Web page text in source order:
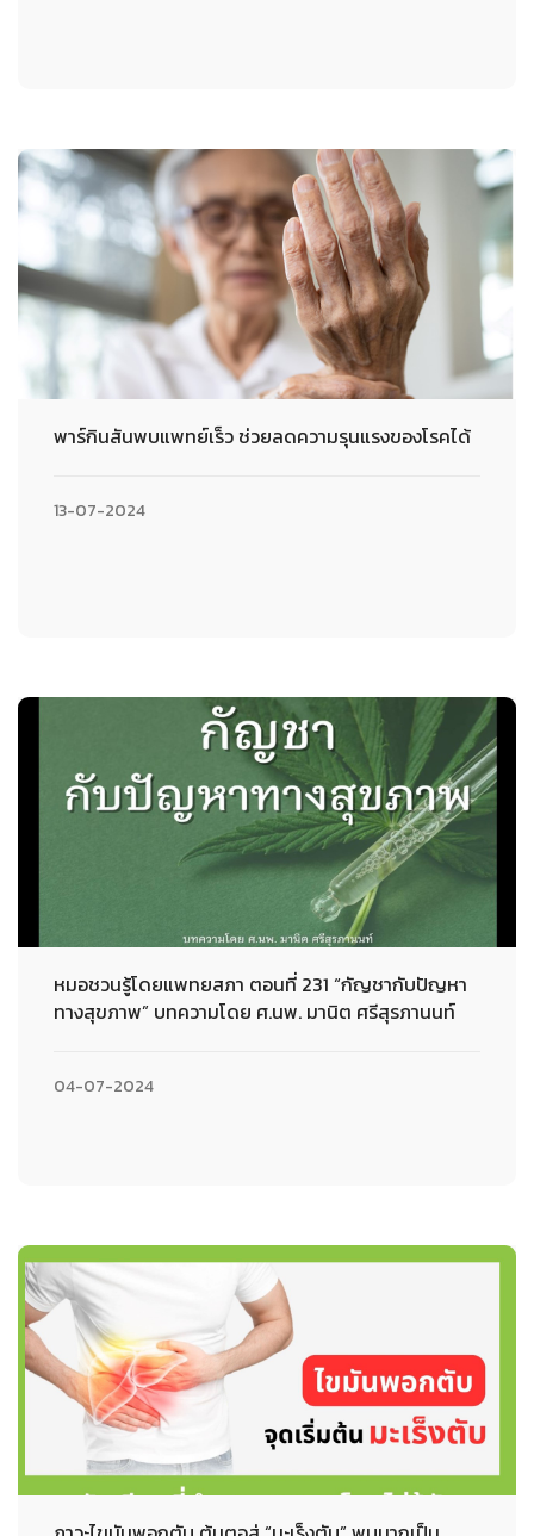
พาร์กินสันพบแพทย์เร็ว ช่วยลดความรุนแรงของโรคได้
13-07-2024
หมอชวนรู้โดยแพทยสภา ตอนที่ 231 “กัญชากับปัญหา
ทางสุขภาพ” บทความโดย ศ.นพ. มานิต ศรีสุรภานนท์
04-07-2024